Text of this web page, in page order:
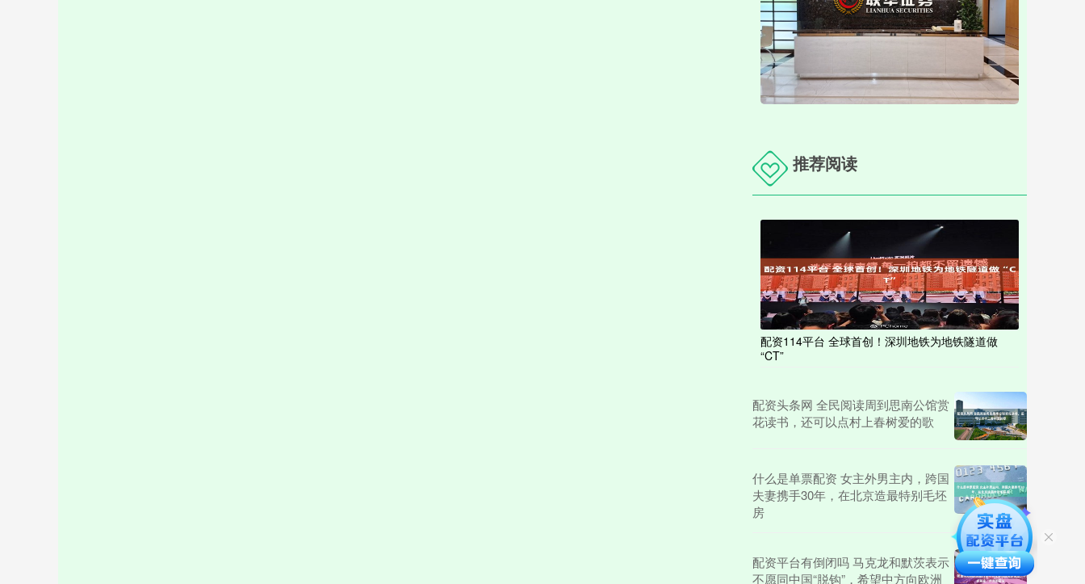
推荐阅读
配资114平台 全球首创！深圳地铁为地铁隧道做
“CT”
配资头条网 全民阅读周到思南公馆赏
花读书，还可以点村上春树爱的歌
什么是单票配资 女主外男主内，跨国
夫妻携手30年，在北京造最特别毛坯
房
配资平台有倒闭吗 马克龙和默茨表示
不愿同中国“脱钩”，希望中方向欧洲